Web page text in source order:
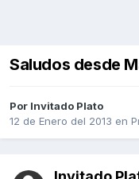
Saludos desde
Por Invitado Plato
12 de Enero del 2013 en